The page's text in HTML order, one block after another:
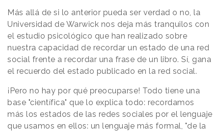
Más allá de si lo anterior pueda ser verdad o no, la
Universidad de Warwick nos deja más tranquilos con
el estudio psicológico que han realizado sobre
nuestra capacidad de recordar un estado de una red
social frente a recordar una frase de un libro. Sí, gana
el recuerdo del estado publicado en la red social.
¡Pero no hay por qué preocuparse! Todo tiene una
base "científica" que lo explica todo: recordamos
más los estados de las redes sociales por el lenguaje
que usamos en ellos: un lenguaje más formal, "de la